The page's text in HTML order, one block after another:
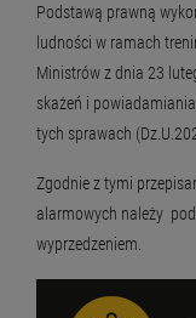
Podstawą prawną
ludności w ramach
Ministrów z dnia 23
skażeń i
tych sprawach
Zgodnie z tymi
alarmowych należy
wyprzedzeniem.